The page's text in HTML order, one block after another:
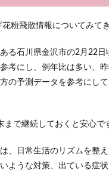
粉飛散情報についてみて
る石川県金沢市の2月22日
考にし、例年比は多い、
の予測データを参考にし
で継続しておくと安心で
、日常生活のリズムを整
ような対策、出ている症